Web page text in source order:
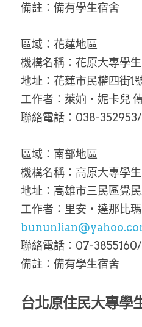
備註：備有學生宿舍
區域：花蓮地區
機構名稱：花原大專學
地址：花蓮市民權四街1
工作者：萊姠‧妮卡兒
聯絡電話：038-
區域：南部地區
機構名稱：高原大專學
地址：高雄市三民區覺
工作者：里安‧達那比
聯絡電話：07-
備註：備有學生宿舍
台北原住民大專學